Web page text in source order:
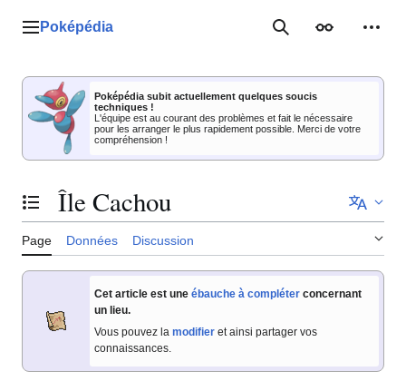
Menu principal
Poképédia RechercherApparence
Poképédia subit actuellement quelques soucis
techniques !
L'équipe est au courant des problèmes et fait le nécessaire
pour les arranger le plus rapidement possible. Merci de votre
compréhension !
Basculer la table des matières
Île Cachou
Page Données Discussion
Cet article est une ébauche à compléter concernant
un lieu.
Vous pouvez la modifier et ainsi partager vos
connaissances.